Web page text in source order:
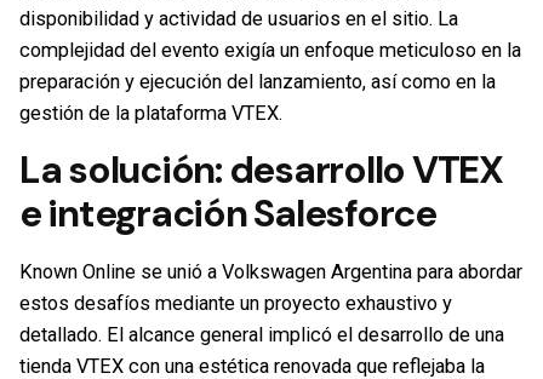
disponibilidad y actividad de usuarios en el sitio. La
complejidad del evento exigía un enfoque meticuloso en la
preparación y ejecución del lanzamiento, así como en la
gestión de la plataforma VTEX.
La solución:desarrollo VTEX
e integración Salesforce
Known Online se unió a Volkswagen Argentina para abordar
estos desafíos mediante un proyecto exhaustivo y
detallado. El alcance general implicó el desarrollo de una
tienda VTEX con una estética renovada que reflejaba la